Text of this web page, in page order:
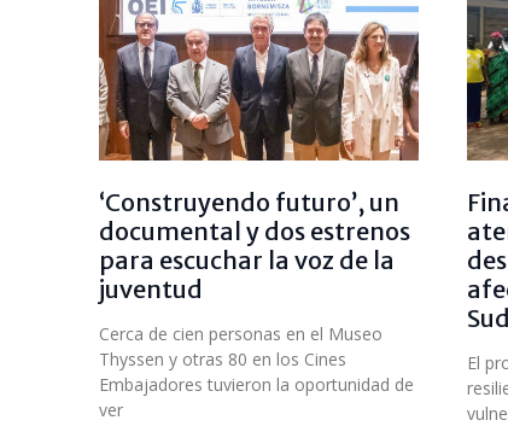
‘Construyendo futuro’, un
documental y dos estrenos
para escuchar la voz de la
juventud
Cerca de cien personas en el Museo
Thyssen y otras 80 en los Cines
Embajadores tuvieron la oportunidad de
ver
El